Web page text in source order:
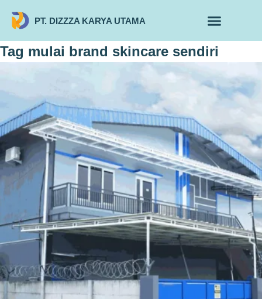
PT. DIZZZA KARYA UTAMA
Tag mulai brand skincare sendiri